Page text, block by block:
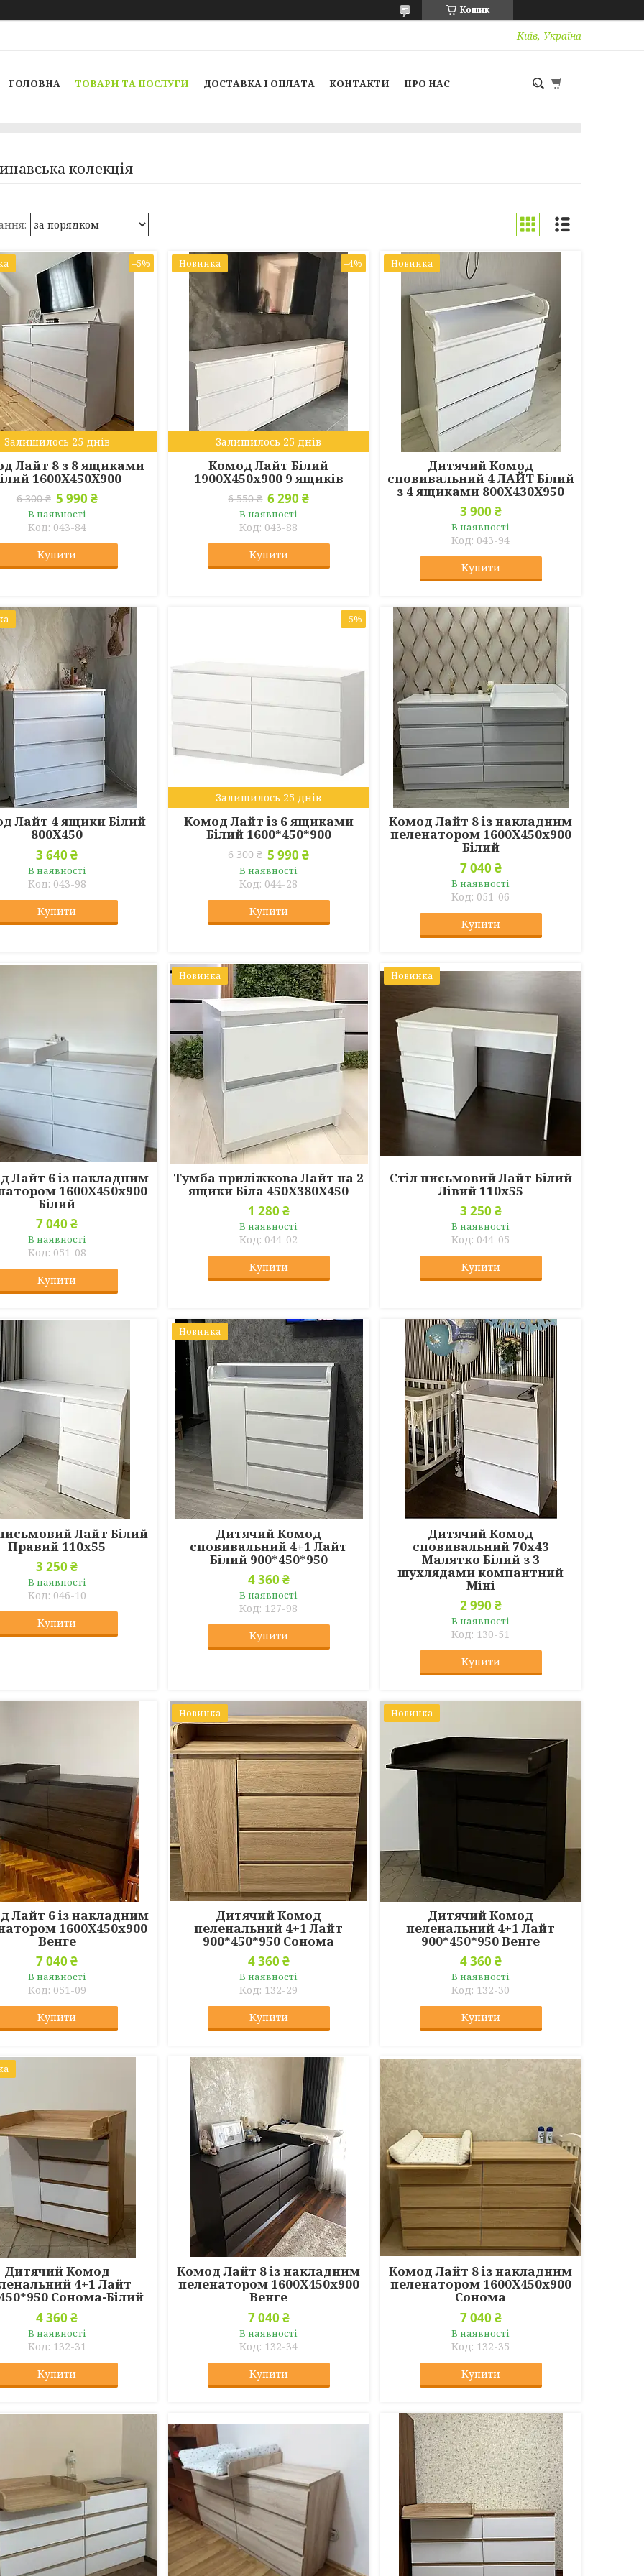
Кошик
Київ, Україна
ГОЛОВНА ТОВАРИ ТА ПОСЛУГИ ДОСТАВКА І ОПЛАТА КОНТАКТИ ПРО НАС
колекція
–5%
Залишилось 25 днів
Лайт 8 з 8 ящиками
1600Х450Х900
6 300 ₴ 5 990 ₴
В наявності
043-84
Купити
Новинка –4%
Залишилось 25 днів
Комод Лайт Білий
1900Х450х900 9 ящиків
6 550 ₴ 6 290 ₴
В наявності
043-88
Купити
Новинка
Дитячий Комод
сповивальний 4 ЛАЙТ Білий
з 4 ящиками 800Х430Х950
3 900 ₴
В наявності
043-94
Купити
Лайт 4 ящики Білий
800Х450
3 640 ₴
В наявності
043-98
Купити
–5%
Залишилось 25 днів
Комод Лайт із 6 ящиками
Білий 1600*450*900
6 300 ₴ 5 990 ₴
В наявності
044-28
Купити
Комод Лайт 8 із накладним
пеленатором 1600Х450х900
Білий
7 040 ₴
В наявності
051-06
Купити
Лайт 6 із накладним
1600Х450х900
Білий
7 040 ₴
В наявності
051-08
Купити
Новинка
Тумба приліжкова Лайт на 2
ящики Біла 450Х380Х450
1 280 ₴
В наявності
044-02
Купити
Новинка
Стіл письмовий Лайт Білий
Лівий 110х55
3 250 ₴
В наявності
044-05
Купити
Лайт Білий
Правий 110х55
3 250 ₴
В наявності
046-10
Купити
Новинка
Дитячий Комод
сповивальний 4+1 Лайт
Білий 900*450*950
4 360 ₴
В наявності
127-98
Купити
Дитячий Комод
сповивальний 70х43
Малятко Білий з 3
шухлядами компантний
Міні
2 990 ₴
В наявності
130-51
Купити
Лайт 6 із накладним
1600Х450х900
Венге
7 040 ₴
В наявності
051-09
Купити
Новинка
Дитячий Комод
пеленальний 4+1 Лайт
900*450*950 Сонома
4 360 ₴
В наявності
132-29
Купити
Новинка
Дитячий Комод
пеленальний 4+1 Лайт
900*450*950 Венге
4 360 ₴
В наявності
132-30
Купити
Дитячий Комод
4+1 Лайт
Сонома-Білий
4 360 ₴
В наявності
132-31
Купити
Комод Лайт 8 із накладним
пеленатором 1600Х450х900
Венге
7 040 ₴
В наявності
132-34
Купити
Комод Лайт 8 із накладним
пеленатором 1600Х450х900
Сонома
7 040 ₴
В наявності
132-35
Купити